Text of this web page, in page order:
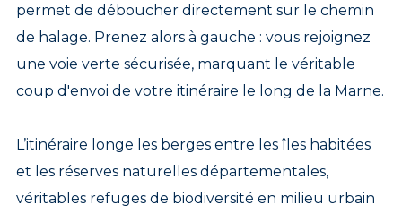
permet de déboucher directement sur le chemin
de halage. Prenez alors à gauche : vous rejoignez
une voie verte sécurisée, marquant le véritable
coup d'envoi de votre itinéraire le long de la Marne.
L’itinéraire longe les berges entre les îles habitées
et les réserves naturelles départementales,
véritables refuges de biodiversité en milieu urbain